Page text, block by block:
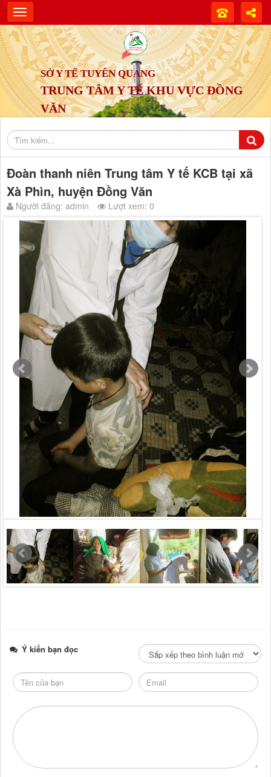
SỞ Y TẾ TUYÊN QUANG
TRUNG TÂM Y TẾ KHU VỰC ĐỒNG
VĂN
Đoàn thanh niên Trung tâm Y tế KCB tại xã
Xà Phìn, huyện Đồng Văn
Người đăng: admin Lượt xem: 0
Ý kiến bạn đọc